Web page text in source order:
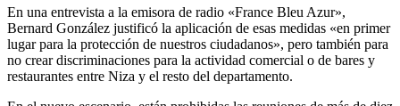
En una entrevista a la emisora de radio «France Bleu Azur»,
Bernard González justificó la aplicación de esas medidas «en primer
lugar para la protección de nuestros ciudadanos», pero también para
no crear discriminaciones para la actividad comercial o de bares y
restaurantes entre Niza y el resto del departamento.